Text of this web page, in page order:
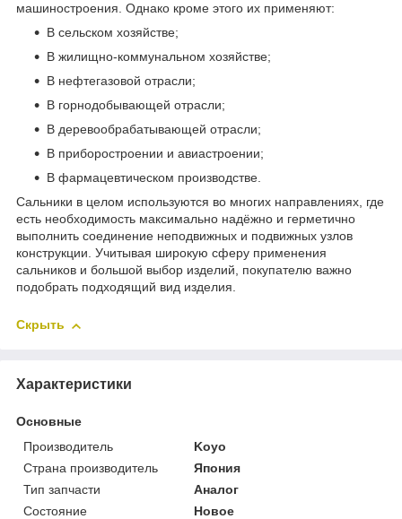
машиностроения. Однако кроме этого их применяют:
В сельском хозяйстве;
В жилищно-коммунальном хозяйстве;
В нефтегазовой отрасли;
В горнодобывающей отрасли;
В деревообрабатывающей отрасли;
В приборостроении и авиастроении;
В фармацевтическом производстве.
Сальники в целом используются во многих направлениях, где
есть необходимость максимально надёжно и герметично
выполнить соединение неподвижных и подвижных узлов
конструкции. Учитывая широкую сферу применения
сальников и большой выбор изделий, покупателю важно
подобрать подходящий вид изделия.
Скрыть
Характеристики
Основные
Производитель
Koyo
Страна производитель
Япония
Тип запчасти
Аналог
Состояние
Новое